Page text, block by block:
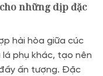
những dịp đặc
hài hòa giữa cúc
phụ khác, tạo nên
ấn tượng. Đặc